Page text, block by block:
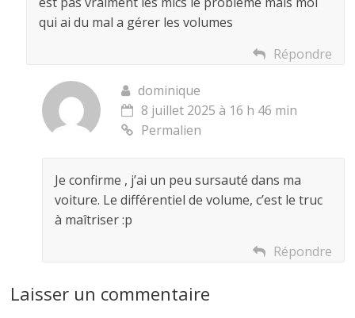
qui ai du mal a gérer les volumes
Répondre
dominique
8 juillet 2025 à 16 h 46 min
Permalien
Je confirme , j’ai un peu sursauté dans ma
voiture. Le différentiel de volume, c’est le truc
à maîtriser :p
Répondre
Laisser un commentaire